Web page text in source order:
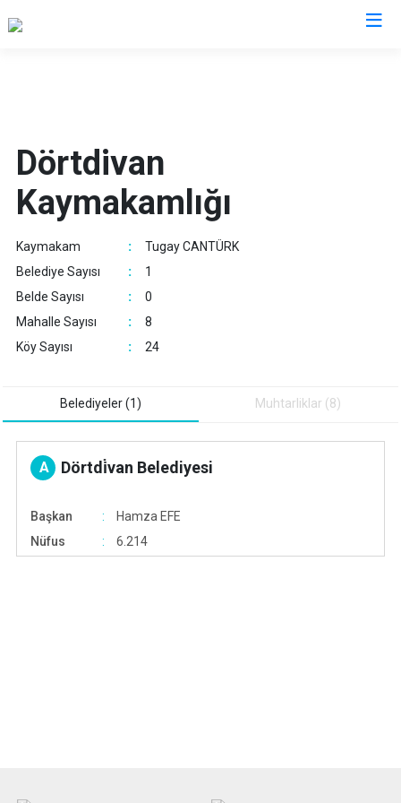
Gerede
Göynük
Mengen
Mudurnu
Dörtdivan
Kaymakamlığı
Kaymakam :
Tugay CANTÜRK
Belediye Sayısı
:
1
Belde Sayısı
:
0
Mahalle Sayısı
:
8
Köy Sayısı
: 24
Belediyeler (1) Muhtarliklar (8)
A Dörtdi̇van Belediyesi
Başkan
Hamza EFE
Nüfus
6.214